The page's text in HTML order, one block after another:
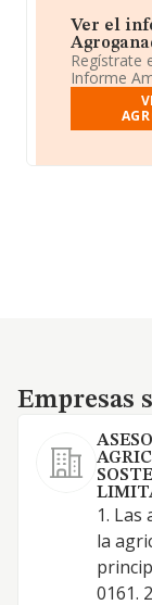
Ver el
Regístrate
Informe
Empresas
Empresas
1. Las
la
0161.